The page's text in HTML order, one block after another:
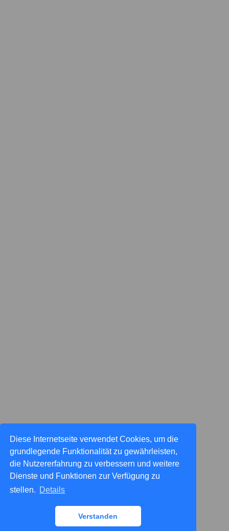
Diese Internetseite verwendet Cookies, um die
grundlegende Funktionalität zu gewährleisten,
die Nutzererfahrung zu verbessern und weitere
Dienste und Funktionen zur Verfügung zu
stellen. Details
Verstanden